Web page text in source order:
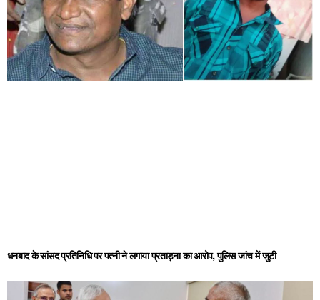
धनबाद के सांसद प्रतिनिधि पर पत्नी ने लगाया प्रताड़ना का आरोप, पुलिस जांच में जुटी